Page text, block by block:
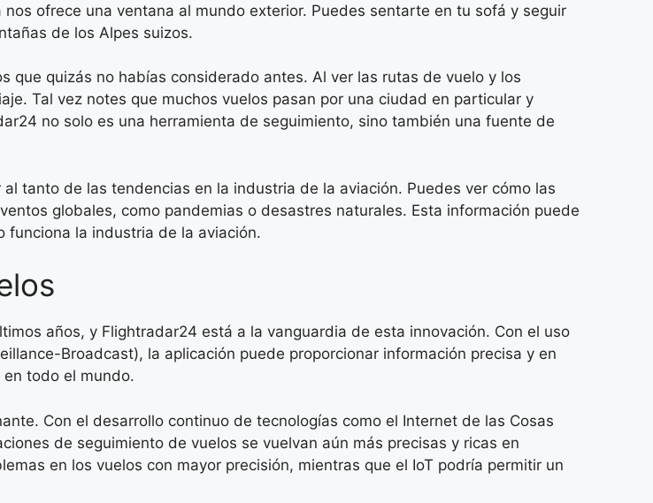
ofrece una ventana al mundo exterior. Puedes sentarte en tu sofá y seguir
de los Alpes suizos.
quizás no habías considerado antes. Al ver las rutas de vuelo y los
Tal vez notes que muchos vuelos pasan por una ciudad en particular y
no solo es una herramienta de seguimiento, sino también una fuente de
tanto de las tendencias en la industria de la aviación. Puedes ver cómo las
globales, como pandemias o desastres naturales. Esta información puede
funciona la industria de la aviación.
años, y Flightradar24 está a la vanguardia de esta innovación. Con el uso
Broadcast), la aplicación puede proporcionar información precisa y en
todo el mundo.
Con el desarrollo continuo de tecnologías como el Internet de las Cosas
de seguimiento de vuelos se vuelvan aún más precisas y ricas en
en los vuelos con mayor precisión, mientras que el IoT podría permitir un